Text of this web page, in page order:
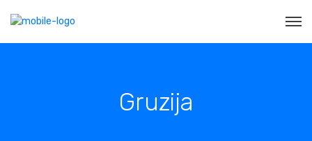
Gruzija